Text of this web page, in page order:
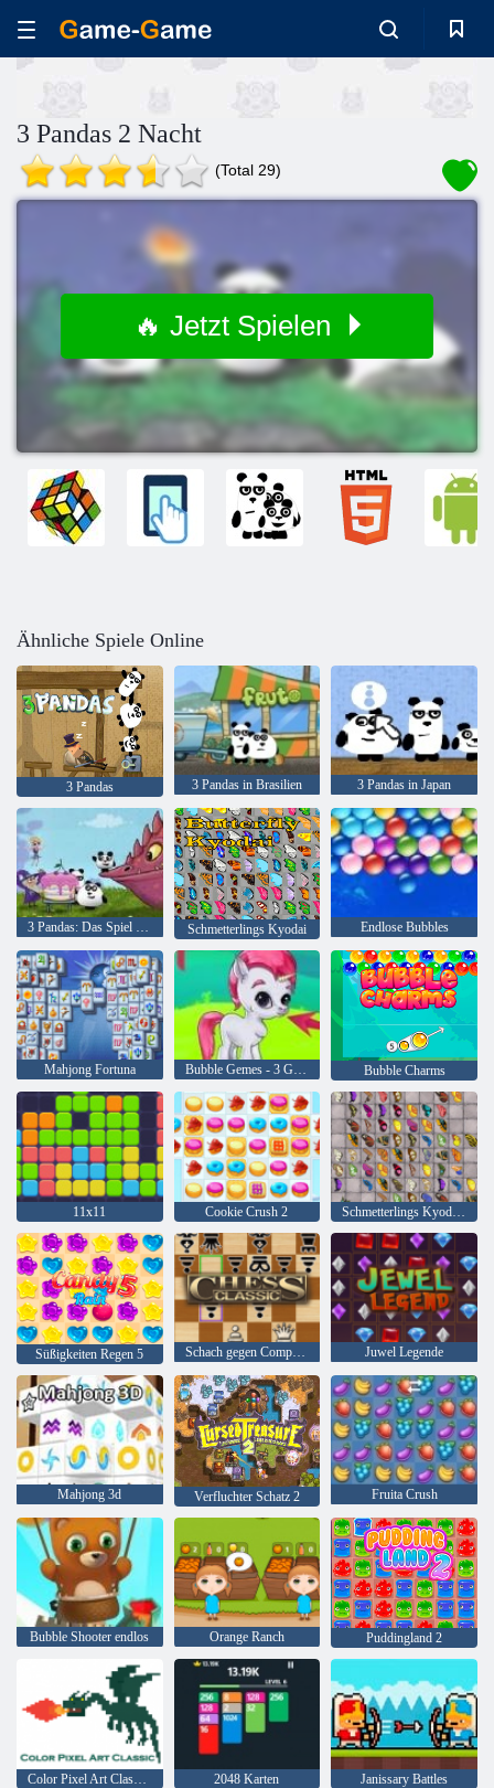
3 Pandas 2 Nacht
(Total 29)
🔥 Jetzt Spielen
Ähnliche Spiele Online
3 Pandas 3 Pandas in Brasilien 3 Pandas in Japan
3 Pandas: Das Spiel der Phantasie Schmetterlings Kyodai Endlose Bubbles
Mahjong Fortuna Bubble Gemes - 3 Gewinnt Bubble Charms
11x11 Cookie Crush 2 Schmetterlings Kyodai HD
Süßigkeiten Regen 5 Schach gegen Computer Juwel Legende
Mahjong 3d Verfluchter Schatz 2 Fruita Crush
Bubble Shooter endlos Orange Ranch Puddingland 2
Color Pixel Art Classic Classic 2048 Karten Janissary Battles